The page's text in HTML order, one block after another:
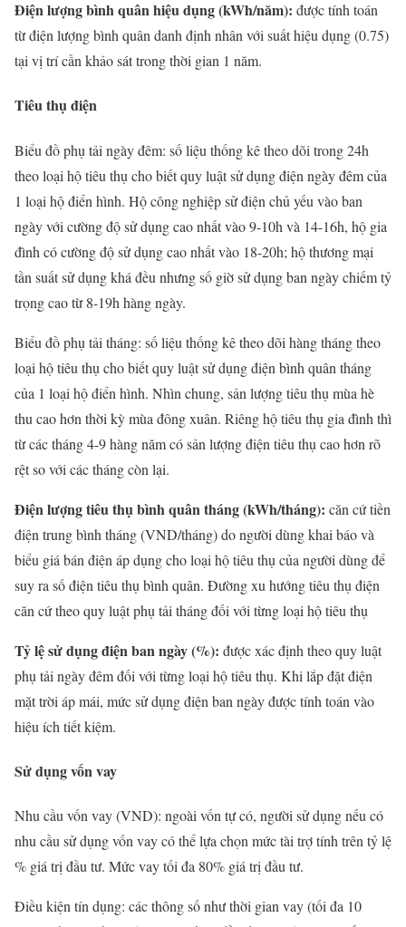
Điện lượng bình quân hiệu dụng (kWh/năm): được tính toán
từ điện lượng bình quân danh định nhân với suất hiệu dụng (0.75)
tại vị trí cần khảo sát trong thời gian 1 năm.
Tiêu thụ điện
Biểu đồ phụ tải ngày đêm: số liệu thống kê theo dõi trong 24h
theo loại hộ tiêu thụ cho biết quy luật sử dụng điện ngày đêm của
1 loại hộ điển hình. Hộ công nghiệp sử điện chủ yếu vào ban
ngày với cường độ sử dụng cao nhất vào 9-10h và 14-16h, hộ gia
đình có cường độ sử dụng cao nhất vào 18-20h; hộ thương mại
tần suất sử dụng khá đều nhưng số giờ sử dụng ban ngày chiếm tỷ
trọng cao từ 8-19h hàng ngày.
Biểu đồ phụ tải tháng: số liệu thống kê theo dõi hàng tháng theo
loại hộ tiêu thụ cho biết quy luật sử dụng điện bình quân tháng
của 1 loại hộ điển hình. Nhìn chung, sản lượng tiêu thụ mùa hè
thu cao hơn thời kỳ mùa đông xuân. Riêng hộ tiêu thụ gia đình thì
từ các tháng 4-9 hàng năm có sản lượng điện tiêu thụ cao hơn rõ
rệt so với các tháng còn lại.
Điện lượng tiêu thụ bình quân tháng (kWh/tháng): căn cứ tiền
điện trung bình tháng (VND/tháng) do người dùng khai báo và
biểu giá bán điện áp dụng cho loại hộ tiêu thụ của người dùng để
suy ra số điện tiêu thụ bình quân. Đường xu hướng tiêu thụ điện
căn cứ theo quy luật phụ tải tháng đối với từng loại hộ tiêu thụ
Tỷ lệ sử dụng điện ban ngày (%): được xác định theo quy luật
phụ tải ngày đêm đối với từng loại hộ tiêu thụ. Khi lắp đặt điện
mặt trời áp mái, mức sử dụng điện ban ngày được tính toán vào
hiệu ích tiết kiệm.
Sử dụng vốn vay
Nhu cầu vốn vay (VND): ngoài vốn tự có, người sử dụng nếu có
nhu cầu sử dụng vốn vay có thể lựa chọn mức tài trợ tính trên tỷ lệ
% giá trị đầu tư. Mức vay tối đa 80% giá trị đầu tư.
Điều kiện tín dụng: các thông số như thời gian vay (tối đa 10